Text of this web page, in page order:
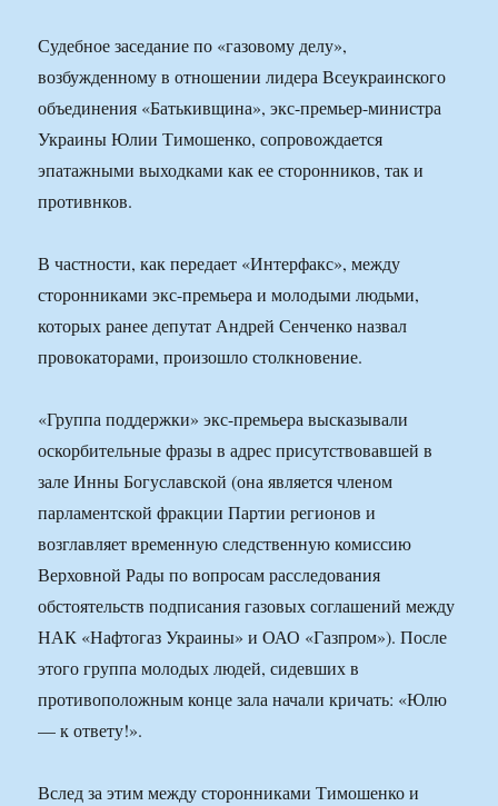
Судебное заседание по «газовому делу»,
возбужденному в отношении лидера Всеукраинского
объединения «Батькивщина», экс-премьер-министра
Украины Юлии Тимошенко, сопровождается
эпатажными выходками как ее сторонников, так и
противнков.
В частности, как передает «Интерфакс», между
сторонниками экс-премьера и молодыми людьми,
которых ранее депутат Андрей Сенченко назвал
провокаторами, произошло столкновение.
«Группа поддержки» экс-премьера высказывали
оскорбительные фразы в адрес присутствовавшей в
зале Инны Богуславской (она является членом
парламентской фракции Партии регионов и
возглавляет временную следственную комиссию
Верховной Рады по вопросам расследования
обстоятельств подписания газовых соглашений между
НАК «Нафтогаз Украины» и ОАО «Газпром»). После
этого группа молодых людей, сидевших в
противоположным конце зала начали кричать: «Юлю
— к ответу!».
Вслед за этим между сторонниками Тимошенко и